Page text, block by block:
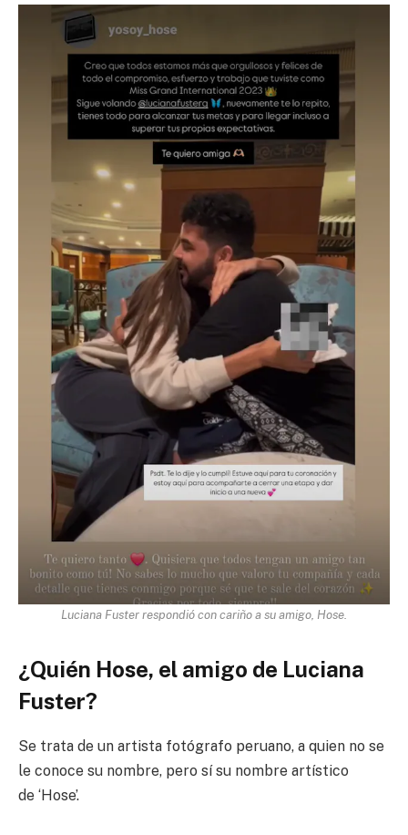
Luciana Fuster respondió con cariño a su amigo, Hose.
¿Quién Hose, el amigo de Luciana
Fuster?
Se trata de un artista fotógrafo peruano, a quien no se
le conoce su nombre, pero sí su nombre artístico
de ‘Hose’.